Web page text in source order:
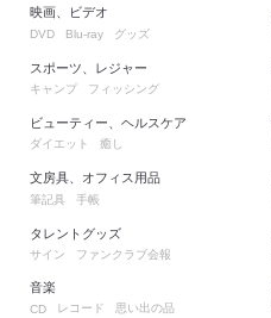
映画、ビデオ
DVD Blu-ray グッズ
スポーツ、レジャー
キャンプ フィッシング
ビューティー、ヘルスケア
ダイエット 癒し
文房具、オフィス用品
筆記具 手帳
タレントグッズ
サイン ファンクラブ会報
音楽
CD レコード 思い出の品